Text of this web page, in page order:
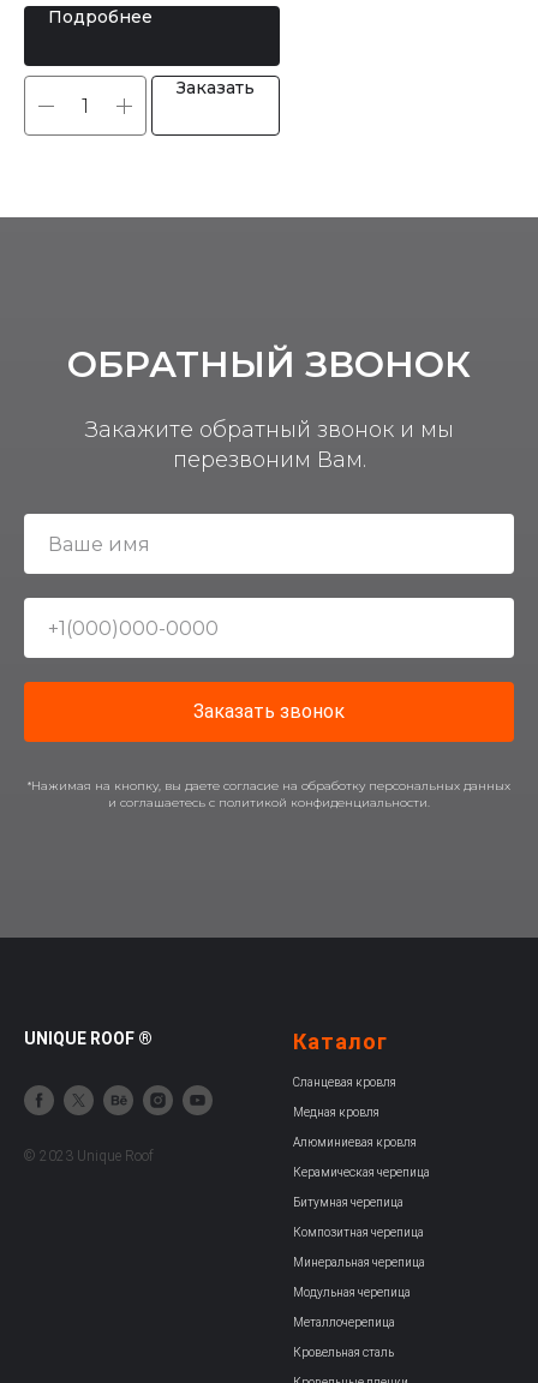
Подробнее
Заказать
ОБРАТНЫЙ ЗВОНОК
Закажите обратный звонок и мы
перезвоним Вам.
Заказать звонок
*Нажимая на кнопку, вы даете согласие на обработку персональных данных
и соглашаетесь c политикой конфиденциальности.
UNIQUE ROOF ®
© 2023 Unique Roof
Каталог
Сланцевая кровля
Медная кровля
Алюминиевая кровля
Керамическая черепица
Битумная черепица
Композитная черепица
Минеральная черепица
Модульная черепица
Металлочерепица
Кровельная сталь